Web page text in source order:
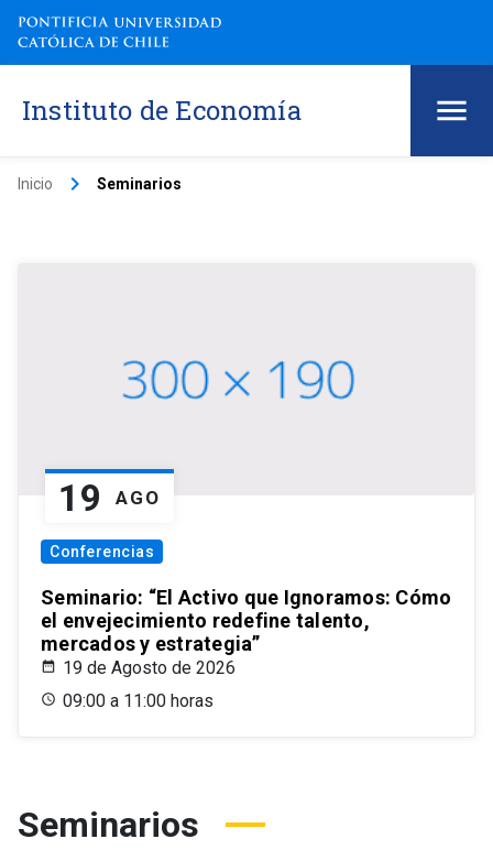
Instituto de Economía
Inicio keyboard_arrow_right Seminarios
19 AGO
Conferencias
Seminario: “El Activo que Ignoramos: Cómo
el envejecimiento redefine talento,
mercados y estrategia”
19 de Agosto de 2026
09:00 a 11:00 horas
Seminarios